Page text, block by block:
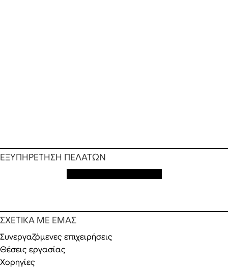
ΕΞΥΠΗΡΕΤΗΣΗ ΠΕΛΑΤΩΝ
ΣΧΕΤΙΚΑ ΜΕ ΕΜΑΣ
Συνεργαζόμενες επιχειρήσεις
Θέσεις εργασίας
Χορηγίες